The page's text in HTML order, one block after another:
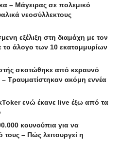
– Μάγειρας σε πολεμικό
νεοσύλλεκτους
εξέλιξη στη διαμάχη με τον
το άλογο των 10 εκατομμυρίων
σκοτώθηκε από κεραυνό
– Τραυματίστηκαν ακόμη εννέα
ενώ έκανε live έξω από τα
κουνούπια για να
– Πώς λειτουργεί η